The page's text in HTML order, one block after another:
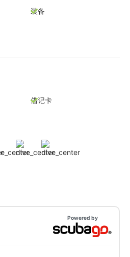
装备
借记卡
Powered by